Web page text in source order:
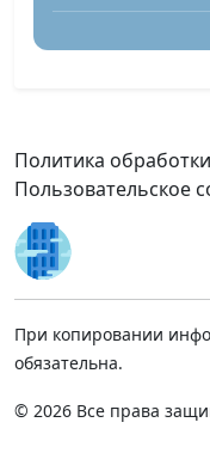
Политика
Пользовательское
При копировании
обязательна.
© 2026 Все права